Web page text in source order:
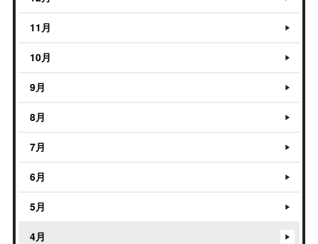
11月
10月
9月
8月
7月
6月
5月
4月